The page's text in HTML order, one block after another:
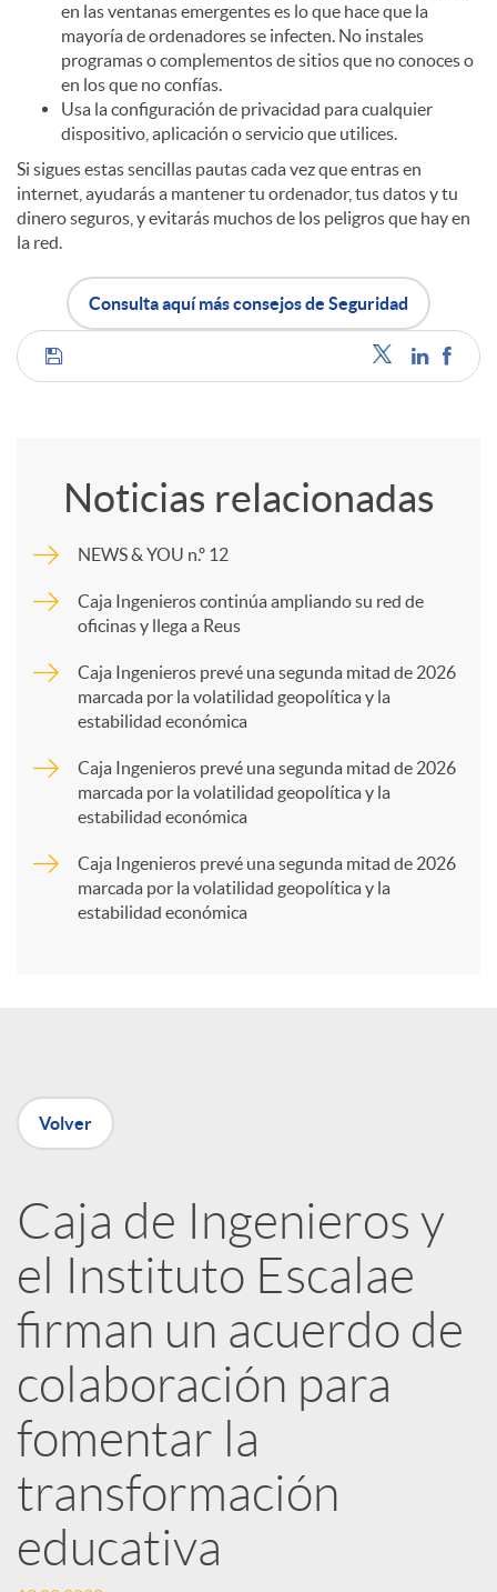
en las ventanas emergentes es lo que hace que la
mayoría de ordenadores se infecten. No instales
programas o complementos de sitios que no conoces o
en los que no confías.
Usa la configuración de privacidad para cualquier
dispositivo, aplicación o servicio que utilices.
Si sigues estas sencillas pautas cada vez que entras en
internet, ayudarás a mantener tu ordenador, tus datos y tu
dinero seguros, y evitarás muchos de los peligros que hay en
la red.
Consulta aquí más consejos de Seguridad
C
m
p
a
n
e
d
e
s
S
Noticias relacionadas
NEWS & YOU n.º 12
Caja Ingenieros continúa ampliando su red de
oficinas y llega a Reus
Caja Ingenieros prevé una segunda mitad de 2026
marcada por la volatilidad geopolítica y la
estabilidad económica
Caja Ingenieros prevé una segunda mitad de 2026
marcada por la volatilidad geopolítica y la
estabilidad económica
Caja Ingenieros prevé una segunda mitad de 2026
marcada por la volatilidad geopolítica y la
estabilidad económica
Volver
Caja de Ingenieros y
el Instituto Escalae
firman un acuerdo de
colaboración para
fomentar la
transformación
educativa